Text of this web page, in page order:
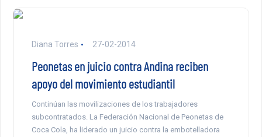
Diana Torres 27-02-2014
Peonetas en juicio contra Andina reciben
apoyo del movimiento estudiantil
Continúan las movilizaciones de los trabajadores
subcontratados. La Federación Nacional de Peonetas de
Coca Cola, ha liderado un juicio contra la embotelladora